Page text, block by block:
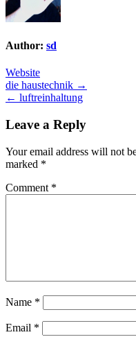
Author: sd
Website
Post
navigation
die haustechnik →
← luftreinhaltung
Leave a Reply
Your email address will not
marked *
Comment *
Name *
Email *